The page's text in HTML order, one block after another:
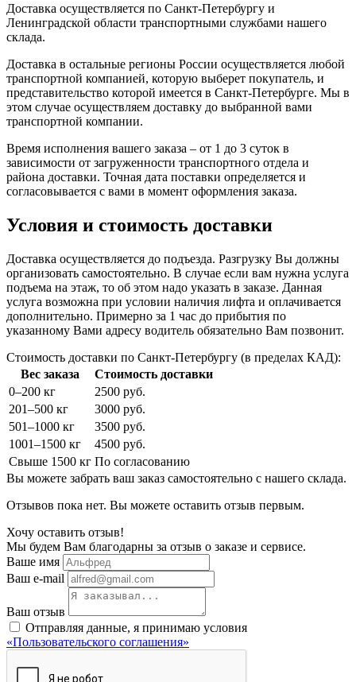
Доставка осуществляется по Санкт-Петербургу и
Ленинградской области транспортными службами нашего
склада.
Доставка в остальные регионы России осуществляется любой
транспортной компанией, которую выберет покупатель, и
представительство которой имеется в Санкт-Петербурге. Мы в
этом случае осуществляем доставку до выбранной вами
транспортной компании.
Время исполнения вашего заказа – от 1 до 3 суток в
зависимости от загруженности транспортного отдела и
района доставки. Точная дата поставки определяется и
согласовывается с вами в момент оформления заказа.
Условия и стоимость доставки
Доставка осуществляется до подъезда. Разгрузку Вы должны
организовать самостоятельно. В случае если вам нужна услуга
подъема на этаж, то об этом надо указать в заказе. Данная
услуга возможна при условии наличия лифта и оплачивается
дополнительно. Примерно за 1 час до прибытия по
указанному Вами адресу водитель обязательно Вам позвонит.
Стоимость доставки по Санкт-Петербургу (в пределах КАД):
Вес заказа
Стоимость доставки
0–200 кг
2500 руб.
201–500 кг
3000 руб.
501–1000 кг
3500 руб.
1001–1500 кг
4500 руб.
Свыше 1500 кг По согласованию
Вы можете забрать ваш заказ самостоятельно с нашего склада.
Отзывов пока нет. Вы можете оставить отзыв первым.
Хочу оставить отзыв!
Мы будем Вам благодарны за отзыв о заказе и сервисе.
Ваше имя
Ваш e-mail
Ваш отзыв
Отправляя данные, я принимаю условия
«Пользовательского соглашения»